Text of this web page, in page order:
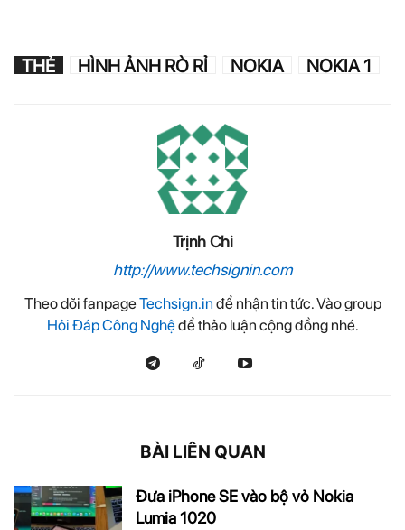
THẺ HÌNH ẢNH RÒ RỈ NOKIA NOKIA 1
Trịnh Chi
http://www.techsignin.com
Theo dõi fanpageTechsign.in để nhận tin tức. Vào group
Hỏi Đáp Công Nghệđể thảo luận cộng đồng nhé.
BÀI LIÊN QUAN
Đưa iPhone SE vào bộ vỏ Nokia
Lumia 1020